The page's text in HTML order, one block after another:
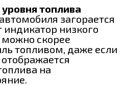
топлива
загорается
индикатор низкого
можно скорее
топливом, даже если
на